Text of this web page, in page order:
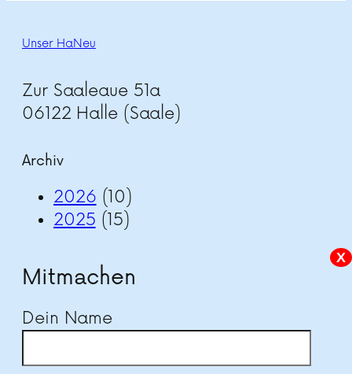
Unser HaNeu
Zur Saaleaue 51a
06122 Halle (Saale)
Archiv
2026 (10)
2025 (15)
X
Mitmachen
Dein Name